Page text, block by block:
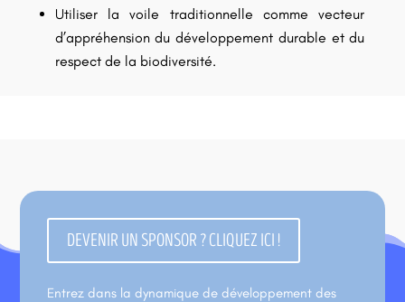
Utiliser la voile traditionnelle comme vecteur
d’appréhension du développement durable et du
respect de la biodiversité.
DEVENIR UN SPONSOR ? CLIQUEZ ICI !
Entrez dans la dynamique de développement des